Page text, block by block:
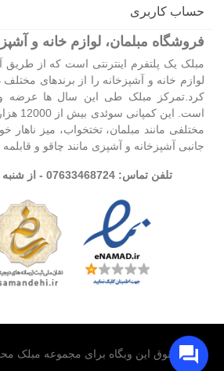
حساب کاربری
فروشگاه مبلمان، لوازم خانه و
مبلک یک پلتفرم اینترنتی است که از طریق
لوازم خانه و آشپزخانه را از برندهای
کرد.تمرکز مبلک طی این سال ها عرضه
است.
مختلفی مانند مبلمان، تختخواب، میز ناهار
جانبی آشپزخانه و آشپزی مانند چاقو و
تلفن تماس: 07633468724 - از شنبه تا پنج شنبه 9 تا 20
تمام حقوق این وبگاه برای مجموعه مبلک